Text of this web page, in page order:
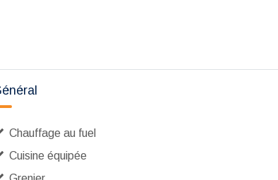
Chauffage au fuel
Cuisine équipée